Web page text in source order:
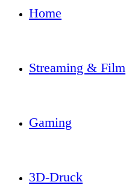
Home
Streaming & Film
Gaming
3D-Druck